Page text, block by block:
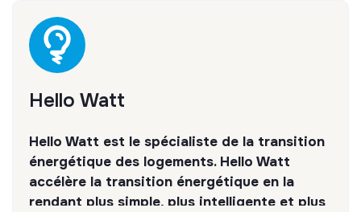
Hello Watt
Hello Watt est le spécialiste de la transition
énergétique des logements. Hello Watt
accélère la transition énergétique en la
rendant plus simple, plus intelligente et plus